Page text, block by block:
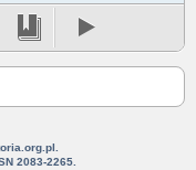
2083-2265.